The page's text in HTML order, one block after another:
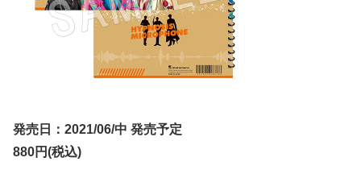
発売日：2021/06/中 発売予定
880円(税込)